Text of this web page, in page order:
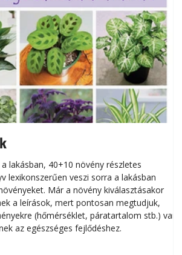
lakásban, 40+10 növény részletes
lexikonszerűen veszi sorra a lakásban
Már a növény kiválasztásakor
a leírások, mert pontosan megtudjuk,
(hőmérséklet, páratartalom stb.) van
az egészséges fejlődéshez.